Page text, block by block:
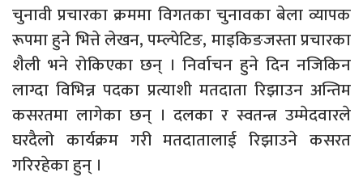
चुनावी प्रचारका क्रममा विगतका चुनावका बेला व्यापक
रूपमा हुने भित्ते लेखन, पम्ल्पेटिङ, माइकिङजस्ता प्रचारका
शैली भने रोकिएका छन् । निर्वाचन हुने दिन नजिकिन
लाग्दा विभिन्न पदका प्रत्याशी मतदाता रिझाउन अन्तिम
कसरतमा लागेका छन् । दलका र स्वतन्त्र उम्मेदवारले
घरदैलो कार्यक्रम गरी मतदातालाई रिझाउने कसरत
गरिरहेका हुन् ।